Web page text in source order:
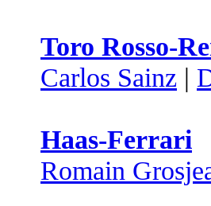
Toro Rosso-
Carlos Sainz |
Haas-Ferrari
Romain